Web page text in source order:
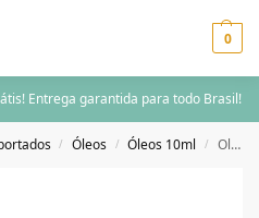
0
Entrega garantida para todo Brasil!
/ Óleos / Óleos 10ml / Oleo Aromatizador Greenleaf Prosecco Plum